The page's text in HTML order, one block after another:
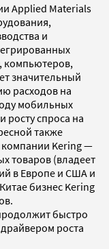
Applied Materials
и
компьютеров,
значительный
расходов на
мобильных
росту спроса на
также
компании Kering —
товаров (владеет
в Европе и США и
бизнес Kering
быстро
роста